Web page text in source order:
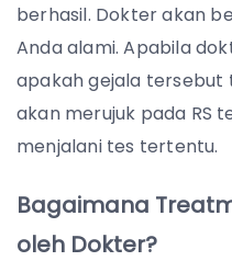
berhasil. Dokter akan
Anda alami. Apabila
apakah gejala tersebut
akan merujuk pada RS
menjalani tes tertentu.
Bagaimana
oleh Dokter?